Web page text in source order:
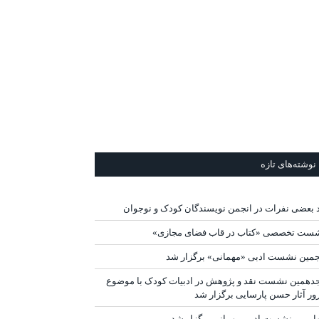
نوشته‌های تازه
بعضی نفرات در انجمن نویسندگان کودک و نوجوان
تخصصی «کتاب در قاب فضای مجازی»
نشست ادبی «مهمانی» برگزار شد
نشست نقد و پژوهش در ادبیات کودک با موضوع
آثار حسن پارسایی برگزار شد